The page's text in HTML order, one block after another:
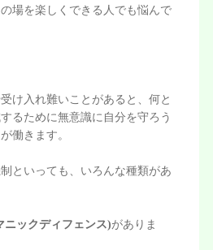
場を楽しくできる人でも悩んで
け入れ難いことがあると、何と
るために無意識に自分を守ろう
働きます。
といっても、いろんな種類があ
ニックディフェンス)がありま